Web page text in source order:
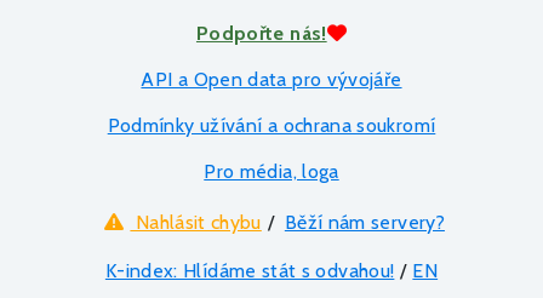
Podpořte nás!
API a Open data pro vývojáře
Podmínky užívání a ochrana soukromí
Pro média, loga
Nahlásit chybu / Běží nám servery?
K-index: Hlídáme stát s odvahou! / EN